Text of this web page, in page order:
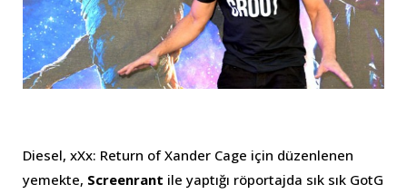
Diesel, xXx: Return of Xander Cage için düzenlenen
yemekte, Screenrant ile yaptığı röportajda sık sık GotG